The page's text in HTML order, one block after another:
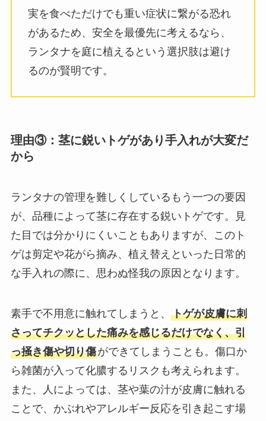
実を食べただけでも重い症状に繋がる恐れ
があるため、安全を最優先に考えるなら、
ランタナを庭に植えるという選択肢は避け
るのが賢明です。
理由③：茎に鋭いトゲがあり手入れが大変だ
から
ランタナの管理を難しくしているもう一つの要因
が、品種によって茎に存在する鋭いトゲです。見
た目では分かりにくいこともありますが、このト
ゲは剪定や花がら摘み、植え替えといった日常的
な手入れの際に、思わぬ怪我の原因となります。
素手で不用意に触れてしまうと、 トゲが皮膚に刺
さってチクッとした痛みを感じるだけでなく、引
っ掻き傷や切り傷ができてしまうことも。傷口か
ら雑菌が入って化膿するリスクも考えられます。
また、人によっては、茎や葉の汁が皮膚に触れる
ことで、かぶれやアレルギー反応を引き起こす場